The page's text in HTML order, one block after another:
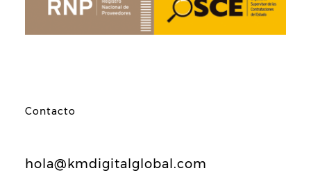
Contacto
hola@kmdigitalglobal.com